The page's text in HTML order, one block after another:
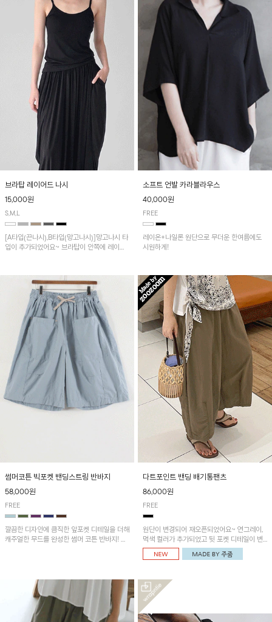
브라탑 레이어드 나시
15,000원
S,M,L
[A타입(끈나시),B타입(망고나시)]망고나시 타
입이 추가되었어요~ 브라탑이 안쪽에 레이어
소프트 언발 카라블라우스
40,000원
FREE
레이온+나일론 원단으로 무더운 한여름에도
시원하게!
썸머코튼 빅포켓 밴딩스트링 반바지
58,000원
FREE
깔끔한 디자인에 큼직한 앞포켓 디테일을 더해
캐주얼한 무드를 완성한 썸머 코튼 반바지! 허
다트포인트 밴딩 배기통팬츠
86,000원
FREE
원단이 변경되어 재오픈되었어요~ 연그레이,
먹색 컬러가 추가되었고 뒷 포켓 디테일이 변
경되었습니다~가볍고 시원하게 착용되는 배
기통팬츠! 허리밴딩과 여유로운 통으로 편안해